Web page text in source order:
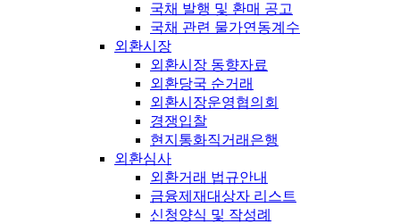
국채 발행 및 환매 공고
국채 관련 물가연동계수
외환시장
외환시장 동향자료
외환당국 순거래
외환시장운영협의회
경쟁입찰
현지통화직거래은행
외환심사
외환거래 법규안내
금융제재대상자 리스트
신청양식 및 작성례